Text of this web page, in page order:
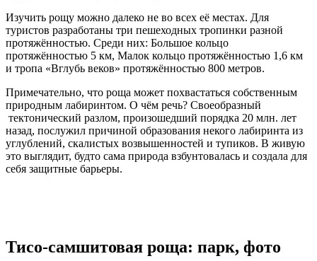
Изучить рощу можно далеко не во всех её местах. Для
туристов разработаны три пешеходных тропинки разной
протяжённостью. Среди них: Большое кольцо
протяжённостью 5 км, Малок кольцо протяжённостью 1,6 км
и тропа «Вглубь веков» протяжённостью 800 метров.
Примечательно, что роща может похвастаться собственным
природным лабиринтом. О чём речь? Своеобразный
тектонический разлом, произошедший порядка 20 млн. лет
назад, послужил причиной образования некого лабиринта из
углублений, скалистых возвышенностей и тупиков. В живую
это выглядит, будто сама природа взбунтовалась и создала для
себя защитные барьеры.
Тисо-самшитовая роща: парк, фото